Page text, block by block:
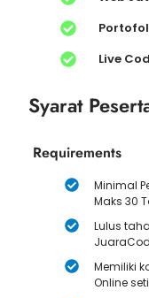
Live
Syarat
Requirements
Minimal
Maks 30
Lulus
Memiliki
Online